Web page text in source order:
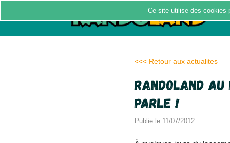
Ce site utilise des cookies
<<< Retour aux actualites
Randoland
parle !
Publie le 11/07/2012